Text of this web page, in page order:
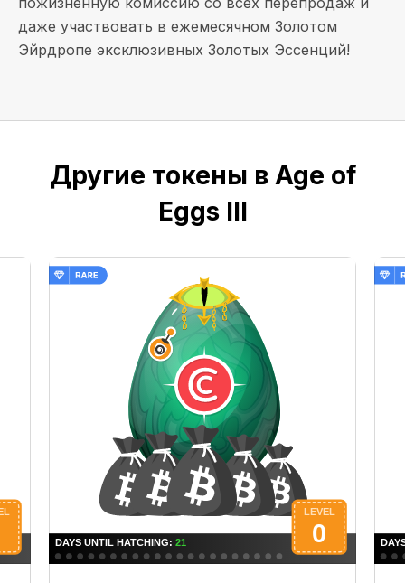
даже участвовать в ежемесячном Золотом
Эйрдропе эксклюзивных Золотых Эссенций!
Другие токены в Age of
Eggs III